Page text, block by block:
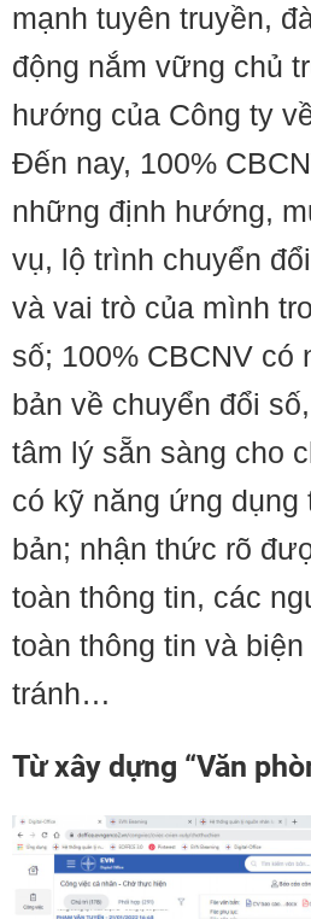
mạnh tuyên truyền,
động nắm vững chủ
hướng của Công ty
Đến nay, 100%
những định hướng,
vụ, lộ trình chuyển
và vai trò của mình
số; 100% CBCNV có
bản về chuyển đổi
tâm lý sẵn sàng cho
có kỹ năng ứng dụng
bản; nhận thức rõ
toàn thông tin, các
toàn thông tin và
tránh…
Từ xây dựng “Văn